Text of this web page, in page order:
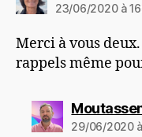
23/06/2020 à
Merci à vous
rappels même
29/06/2020